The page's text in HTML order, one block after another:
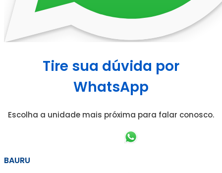
Tire sua dúvida por
WhatsApp
Escolha a unidade mais próxima para falar conosco.
BAURU